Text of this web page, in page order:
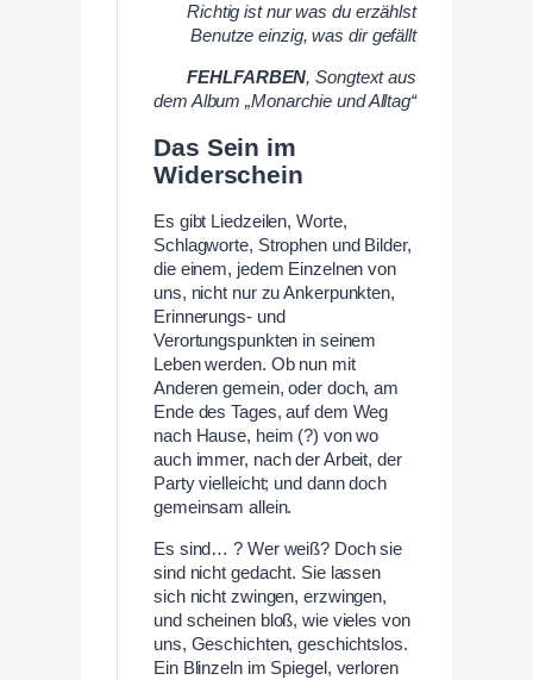
Richtig ist nur was du erzählst
Benutze einzig, was dir gefällt
FEHLFARBEN, Songtext aus
dem Album „Monarchie und Alltag“
Das Sein im
Widerschein
Es gibt Liedzeilen, Worte,
Schlagworte, Strophen und Bilder,
die einem, jedem Einzelnen von
uns, nicht nur zu Ankerpunkten,
Erinnerungs- und
Verortungspunkten in seinem
Leben werden. Ob nun mit
Anderen gemein, oder doch, am
Ende des Tages, auf dem Weg
nach Hause, heim (?) von wo
auch immer, nach der Arbeit, der
Party vielleicht; und dann doch
gemeinsam allein.
Es sind… ? Wer weiß? Doch sie
sind nicht gedacht. Sie lassen
sich nicht zwingen, erzwingen,
und scheinen bloß, wie vieles von
uns, Geschichten, geschichtslos.
Ein Blinzeln im Spiegel, verloren